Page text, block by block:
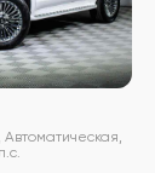
VIN проверен
Автоматическая,